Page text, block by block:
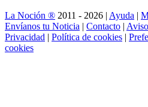
La Noción ® 2011 - 2026 | Ayuda |
Envíanos tu Noticia | Contacto |
Privacidad | Política de cookies |
cookies